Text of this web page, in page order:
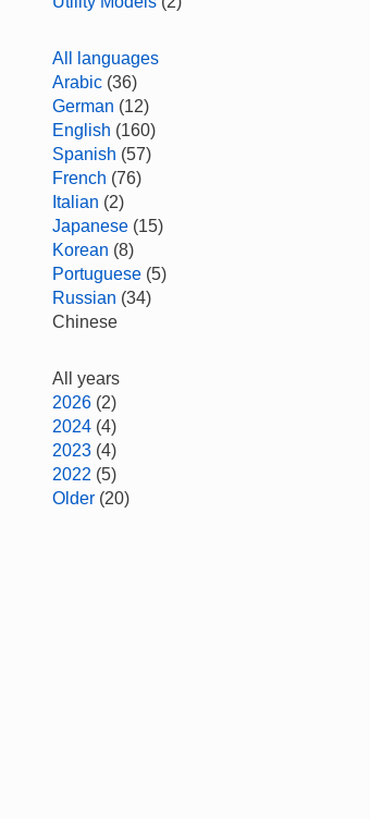
All languages
Arabic (36)
German (12)
English (160)
Spanish (57)
French (76)
Italian (2)
Japanese (15)
Korean (8)
Portuguese (5)
Russian (34)
Chinese
All years
2026 (2)
2024 (4)
2023 (4)
2022 (5)
Older (20)